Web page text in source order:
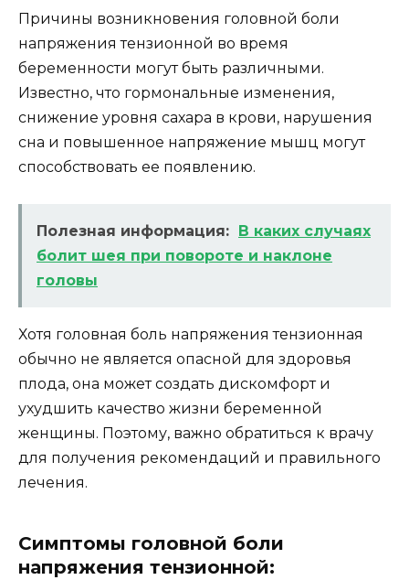
Причины возникновения головной боли
напряжения тензионной во время
беременности могут быть различными.
Известно, что гормональные изменения,
снижение уровня сахара в крови, нарушения
сна и повышенное напряжение мышц могут
способствовать ее появлению.
Полезная информация:
В каких случаях
болит шея при повороте и наклоне
головы
Хотя головная боль напряжения тензионная
обычно не является опасной для здоровья
плода, она может создать дискомфорт и
ухудшить качество жизни беременной
женщины. Поэтому, важно обратиться к врачу
для получения рекомендаций и правильного
лечения.
Симптомы головной боли
напряжения тензионной: